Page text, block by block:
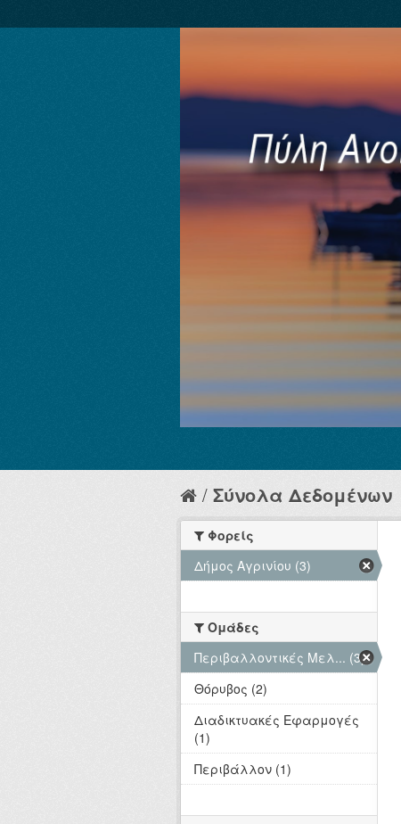
Σύνολα Δεδομένων
Φορείς
Δήμος Αγρινίου (3)
Ομάδες
Περιβαλλοντικές Μελ... (3)
Θόρυβος (2)
Διαδικτυακές Εφαρμογές
(1)
Περιβάλλον (1)